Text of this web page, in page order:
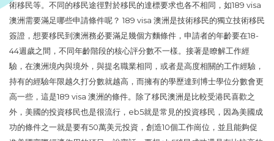
術移民等。不同的移民途徑對於移民的達標要求也各不相同，如189 visa
澳洲需要滿足哪些申請條件呢？ 189 visa 澳洲是技術移民的獨立技術移民
簽證，想要移民到澳洲務必要滿足幾個方麵條件，申請者的年齡要在18-
44週歲之間，不同年齡階段的核心評分數不一樣。接著是瞭解工作經
驗，在澳洲境內與境外，與提名職業相同，或者是高度相關的工作經驗，
持有的經驗年限越久打分數就越高，而擁有的學歷達到博士學位分數會更
高一些，這是189 visa 澳洲的條件。除了移民澳洲是比較受港民喜歡之
外，美國的投資移民也是很流行，eb5就是常見的投資移民，因為美國成
功的條件之一就是要有50萬美元投資，創造10個工作崗位，並且能夠促